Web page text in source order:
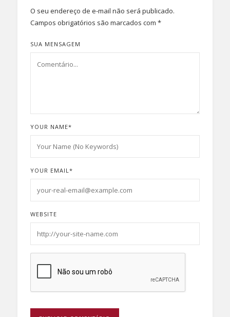
O seu endereço de e-mail não será publicado.
Campos obrigatórios são marcados com *
SUA MENSAGEM
YOUR NAME*
YOUR EMAIL*
WEBSITE